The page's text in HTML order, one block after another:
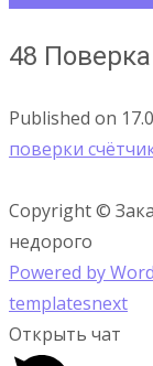
48 Поверка
Published on
поверки
Copyright ©
недорого
Powered by
templatesnext
Открыть чат